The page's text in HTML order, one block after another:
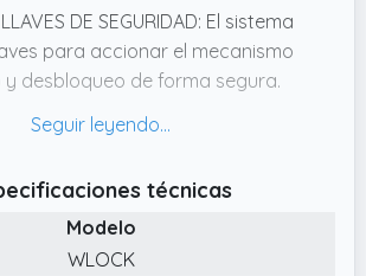
DE SEGURIDAD: El sistema
para accionar el mecanismo
y desbloqueo de forma segura.
personas autorizadas puedan
BLANCO CUIDADO Y DISCRETO:
ventana corredera aluminio
técnicas
Modelo
WLOCK